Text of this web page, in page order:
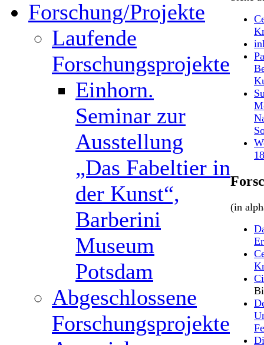
Forschung/Projekte
Laufende
Forschungsprojekte
Einhorn.
Seminar zur
Ausstellung
„Das Fabeltier in
der Kunst“,
Barberini
Museum
Potsdam
Abgeschlossene
Forschungsprojekte
(in